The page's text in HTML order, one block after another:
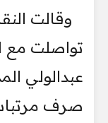
وقالت
تواصلت مع
عبدالولي
صرف مرتبات